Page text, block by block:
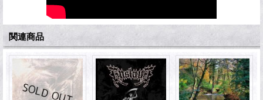
関連商品